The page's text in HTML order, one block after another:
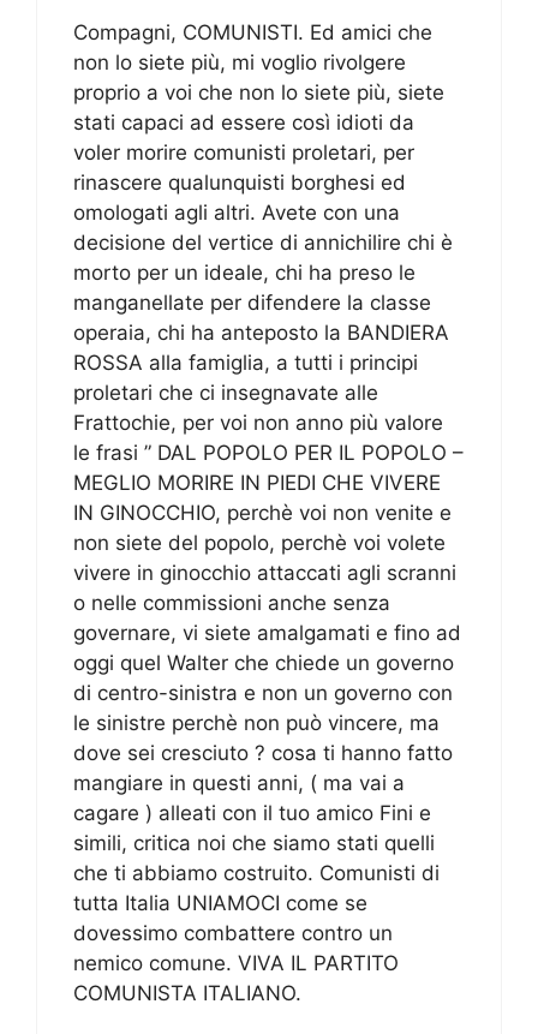
Compagni, COMUNISTI. Ed amici che
non lo siete più, mi voglio rivolgere
proprio a voi che non lo siete più, siete
stati capaci ad essere così idioti da
voler morire comunisti proletari, per
rinascere qualunquisti borghesi ed
omologati agli altri. Avete con una
decisione del vertice di annichilire chi è
morto per un ideale, chi ha preso le
manganellate per difendere la classe
operaia, chi ha anteposto la BANDIERA
ROSSA alla famiglia, a tutti i principi
proletari che ci insegnavate alle
Frattochie, per voi non anno più valore
le frasi ” DAL POPOLO PER IL POPOLO –
MEGLIO MORIRE IN PIEDI CHE VIVERE
IN GINOCCHIO, perchè voi non venite e
non siete del popolo, perchè voi volete
vivere in ginocchio attaccati agli scranni
o nelle commissioni anche senza
governare, vi siete amalgamati e fino ad
oggi quel Walter che chiede un governo
di centro-sinistra e non un governo con
le sinistre perchè non può vincere, ma
dove sei cresciuto ? cosa ti hanno fatto
mangiare in questi anni, ( ma vai a
cagare ) alleati con il tuo amico Fini e
simili, critica noi che siamo stati quelli
che ti abbiamo costruito. Comunisti di
tutta Italia UNIAMOCI come se
dovessimo combattere contro un
nemico comune. VIVA IL PARTITO
COMUNISTA ITALIANO.